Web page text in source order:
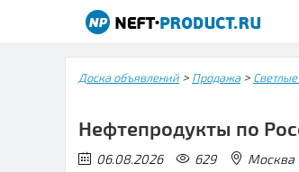
Доска объявлений > Продажа>
Нефтепродукты по
06.08.2026 629